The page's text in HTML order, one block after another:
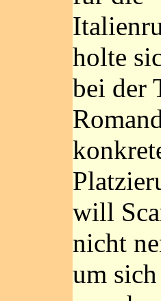
holte
bei der
will
nicht
um